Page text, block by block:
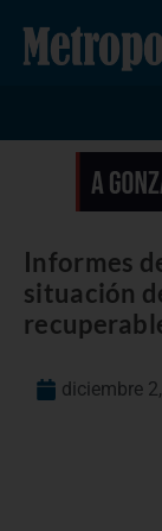
Informes
situación
diciembre